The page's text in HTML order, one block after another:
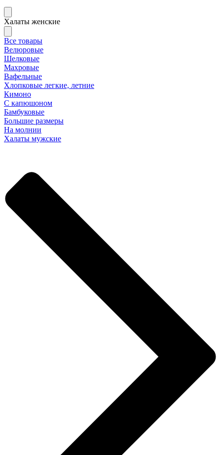
Халаты женские
Все товары
Велюровые
Шелковые
Махровые
Вафельные
Хлопковые легкие, летние
Кимоно
С капюшоном
Бамбуковые
Большие размеры
На молнии
Халаты мужские